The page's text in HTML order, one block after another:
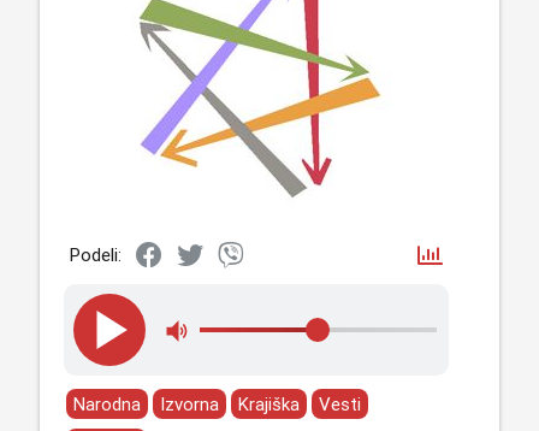
Podeli:
Narodna Izvorna Krajiška
Vesti